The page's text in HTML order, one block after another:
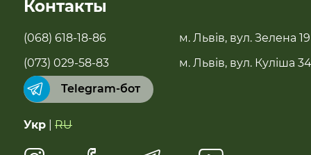
Бестселери
Суперфуды
Чай, растительное молоко, полисол
Контакты
(068) 618-18-86
(073) 029-58-83
Telegram-бот
м. Львів, вул. Зелена 19
м. Львів, вул. Куліша 34
Укр RU